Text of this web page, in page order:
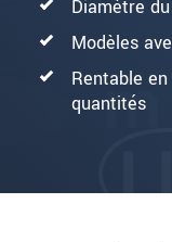
Diamètre
Modèles
Rentable
quantités